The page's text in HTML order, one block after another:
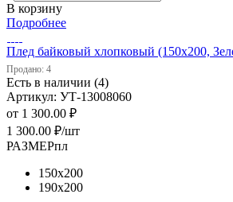
В корзину
Подробнее
Плед байковый хлопковый (150х200,
Продано: 4
Есть в наличии (4)
Артикул: УТ-13008060
от 1 300.00 ₽
1 300.00 ₽/шт
РАЗМЕРпл
150х200
190х200